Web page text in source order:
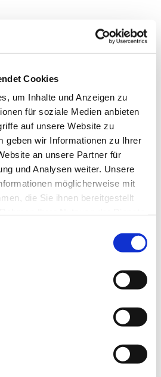
Cookies
um Inhalte und Anzeigen zu
für soziale Medien anbieten
auf unsere Website zu
geben wir Informationen zu Ihrer
an unsere Partner für
und Analysen weiter. Unsere
möglicherweise mit
die Sie ihnen bereitgestellt
Sie auch